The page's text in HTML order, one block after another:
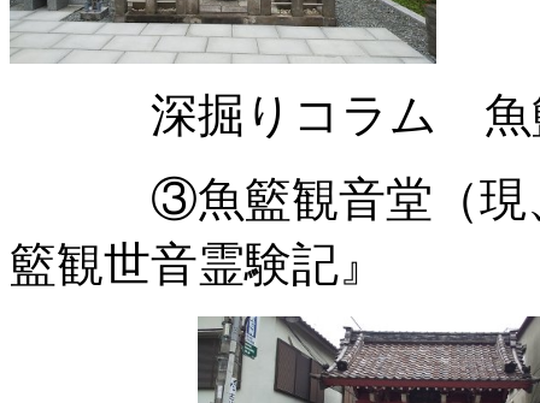
深掘りコラム 魚籃
③魚籃観音堂（現、
籃観世音霊験記』